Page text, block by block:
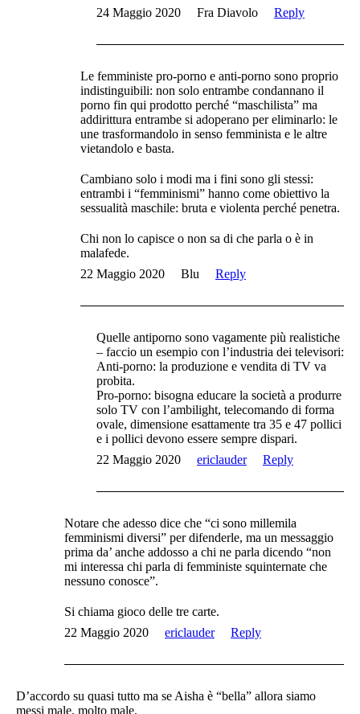
24 Maggio 2020
Fra Diavolo Reply
Le femministe pro-porno e anti-porno sono proprio
indistinguibili: non solo entrambe condannano il
porno fin qui prodotto perché “maschilista” ma
addirittura entrambe si adoperano per eliminarlo: le
une trasformandolo in senso femminista e le altre
vietandolo e basta.
Cambiano solo i modi ma i fini sono gli stessi:
entrambi i “femminismi” hanno come obiettivo la
sessualità maschile: bruta e violenta perché penetra.
Chi non lo capisce o non sa di che parla o è in
malafede.
22 Maggio 2020
Blu Reply
Quelle antiporno sono vagamente più realistiche
– faccio un esempio con l’industria dei televisori:
Anti-porno: la produzione e vendita di TV va
probita.
Pro-porno: bisogna educare la società a produrre
solo TV con l’ambilight, telecomando di forma
ovale, dimensione esattamente tra 35 e 47 pollici
e i pollici devono essere sempre dispari.
22 Maggio 2020
ericlauder Reply
Notare che adesso dice che “ci sono millemila
femminismi diversi” per difenderle, ma un messaggio
prima da’ anche addosso a chi ne parla dicendo “non
mi interessa chi parla di femministe squinternate che
nessuno conosce”.
Si chiama gioco delle tre carte.
22 Maggio 2020
ericlauder Reply
D’accordo su quasi tutto ma se Aisha è “bella” allora siamo
messi male, molto male.